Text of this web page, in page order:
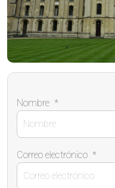
Nombre *
Correo electrónico *